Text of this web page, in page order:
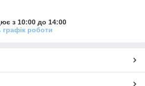
з 10:00 до 14:00
графік роботи